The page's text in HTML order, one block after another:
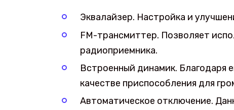
Эквалайзер. Настройка и
FM-трансмиттер. Позволяет
радиоприемника.
Встроенный динамик. Благодаря
качестве приспособления для
Автоматическое отключение.